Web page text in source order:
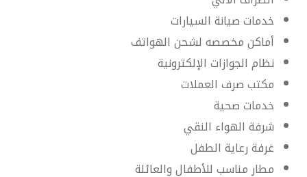
خدمات صيانة السيارات
أماكن مخصصه لشحن الهواتف
نظام الجوازات الإلكترونية
مكتب صرف العملات
خدمات صحية
شرفة الهواء النقي
غرفة رعاية الطفل
مطار مناسب للأطفال والعائلة